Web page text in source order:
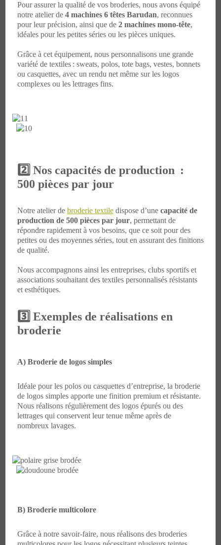
Pour assurer la qualité de vos broderies, nous avons équipé
notre atelier de 4 machines 6 têtes Barudan, reconnues
pour leur précision, ainsi que de 2 machines mono-tête,
idéales pour les petites séries ou les pièces uniques.
Grâce à cet équipement, nous personnalisons une grande
variété de textiles : sweats, polos, tote bags, vestes, bonnets
ou casquettes, avec un rendu net même sur les logos
complexes ou les lettrages fins.
2️⃣ Nos capacités de production :
500 pièces par jour
Notre atelier de broderie textiledispose d’une capacité de
production de 500 pièces par jour, permettant de
répondre rapidement à vos besoins, que ce soit pour des
petites ou des moyennes séries, tout en assurant des finitions
de qualité.
Nous accompagnons ainsi les entreprises, clubs sportifs et
associations souhaitant des textiles personnalisés résistants
et esthétiques.
3️⃣ Exemples de réalisations en
broderie
A) Broderie de logos simples
Idéale pour les polos ou casquettes d’entreprise, la broderie
de logos simples apporte une finition premium et résistante.
Nous réalisons régulièrement des logos épurés ou des
lettrages qui conservent leur tenue même après de
nombreux lavages.
B) Broderie multicolore
Grâce à notre savoir-faire, nous réalisons des broderies